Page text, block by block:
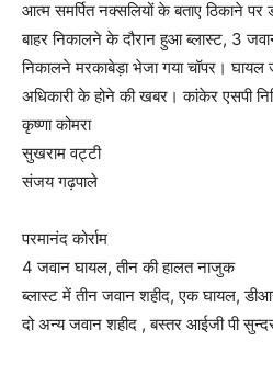
आत्म समर्पित नक्सलियों के बताए ठिकाने
बाहर निकालने के दौरान हुआ ब्लास्ट, 3
निकालने मरकाबेड़ा भेजा गया चॉपर। घायल
अधिकारी के होने की खबर। कांकेर एसपी
कृष्णा कोमरा
सुखराम वट्टी
संजय गढ़पाले
परमानंद कोर्राम
4 जवान घायल, तीन की हालत नाजुक
ब्लास्ट में तीन जवान शहीद, एक घायल,
दो अन्य जवान शहीद , बस्तर आईजी पी